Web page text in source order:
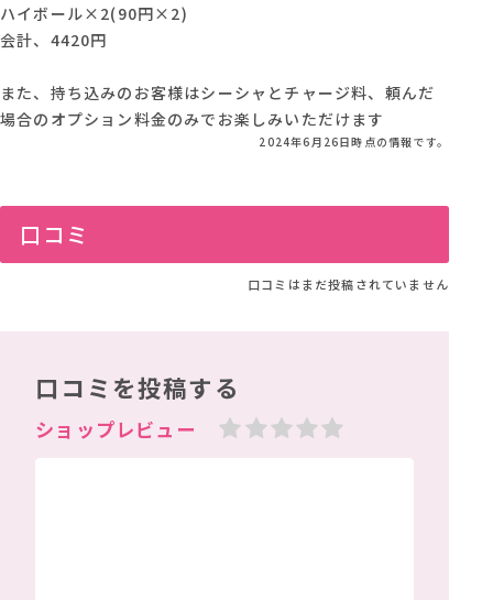
ハイボール×2(90円×2)
会計、4420円
また、持ち込みのお客様はシーシャとチャージ料、頼んだ
場合のオプション料金のみでお楽しみいただけます
2024年6月26日時点の情報です。
口コミ
口コミはまだ投稿されていません
口コミを投稿する